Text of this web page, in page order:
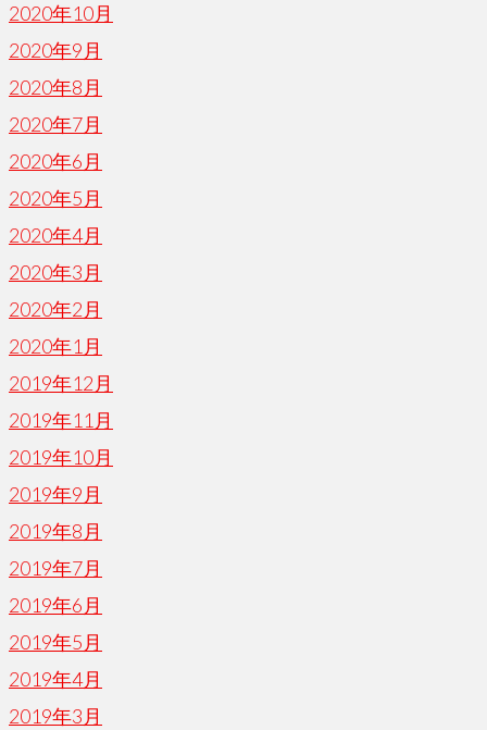
2020年10月
2020年9月
2020年8月
2020年7月
2020年6月
2020年5月
2020年4月
2020年3月
2020年2月
2020年1月
2019年12月
2019年11月
2019年10月
2019年9月
2019年8月
2019年7月
2019年6月
2019年5月
2019年4月
2019年3月